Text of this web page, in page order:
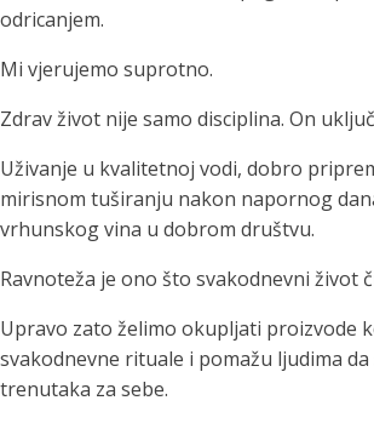
odricanjem.
Mi vjerujemo suprotno.
Zdrav život nije samo disciplina. On
Uživanje u kvalitetnoj vodi, dobro
mirisnom tuširanju nakon napornog
vrhunskog vina u dobrom društvu.
Ravnoteža je ono što svakodnevni život
Upravo zato želimo okupljati proizvode
svakodnevne rituale i pomažu ljudima
trenutaka za sebe.